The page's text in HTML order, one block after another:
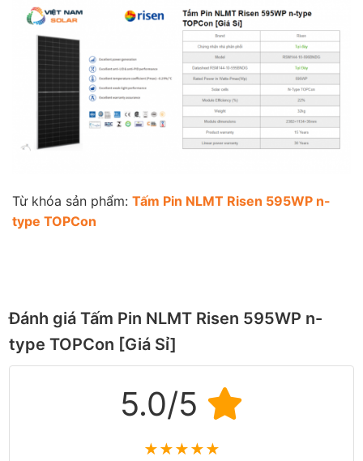
Từ khóa sản phẩm: Tấm Pin NLMT Risen 595WP n-
type TOPCon
Đánh giá Tấm Pin NLMT Risen 595WP n-
type TOPCon [Giá Sỉ]
5.0/5
★★★★★